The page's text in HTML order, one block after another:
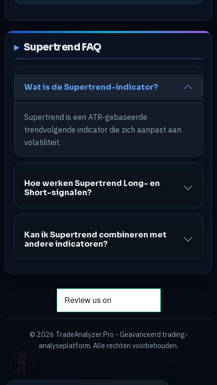
Supertrend FAQ
Wat is de Supertrend-indicator?
Supertrend is een ATR-gebaseerde
trendvolgende indicator die zich aanpast aan
volatiliteit.
Hoe werken Supertrend Long- en
Short-signalen?
Kan ik Supertrend combineren met
andere indicatoren?
© 2026 TradeAnalyzer.Pro - Geavanceerd trading-
analyseplatform. Alle rechten voorbehouden.